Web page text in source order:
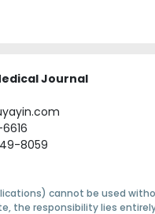
Journal
6616
8059
cannot be used
the responsibility lies